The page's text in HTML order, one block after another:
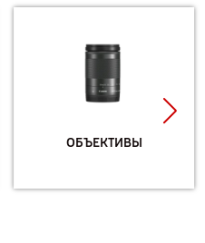
ОБЪЕКТИВЫ